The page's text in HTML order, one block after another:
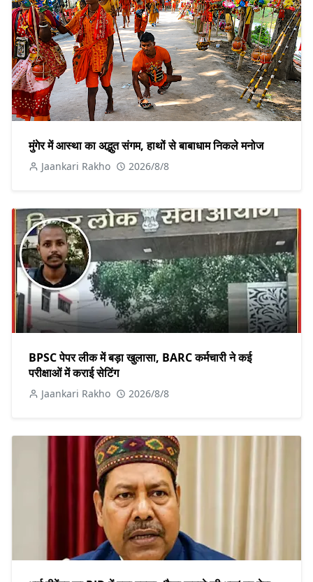
मुंगेर में आस्था का अद्भुत संगम, हाथों से बाबाधाम निकले मनोज
Jaankari Rakho 2026/8/8
BPSC पेपर लीक में बड़ा खुलासा, BARC कर्मचारी ने कई
परीक्षाओं में कराई सेटिंग
Jaankari Rakho 2026/8/8